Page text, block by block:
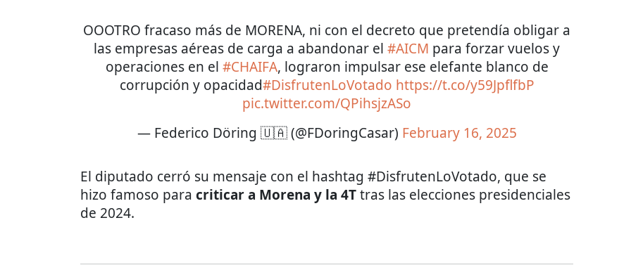
OOOTRO fracaso más de MORENA, ni con el decreto que pretendía obligar a
las empresas aéreas de carga a abandonar el #AICM para forzar vuelos y
operaciones en el #CHAIFA, lograron impulsar ese elefante blanco de
corrupción y opacidad#DisfrutenLoVotado https://t.co/y59JpflfbP
pic.twitter.com/QPihsjzASo
— Federico Döring 🇺🇦 (@FDoringCasar) February 16, 2025
El diputado cerró su mensaje con el hashtag #DisfrutenLoVotado, que se
hizo famoso para criticar a Morena y la 4Ttras las elecciones presidenciales
de 2024.